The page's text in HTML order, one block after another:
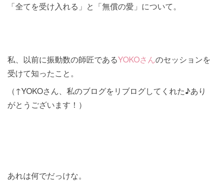
「全てを受け入れる」と「無償の愛」について。
私、以前に振動数の師匠であるYOKOさんのセッションを
受けて知ったこと。
（↑YOKOさん、私のブログをリブログしてくれた♪あり
がとうございます！）
あれは何でだっけな。